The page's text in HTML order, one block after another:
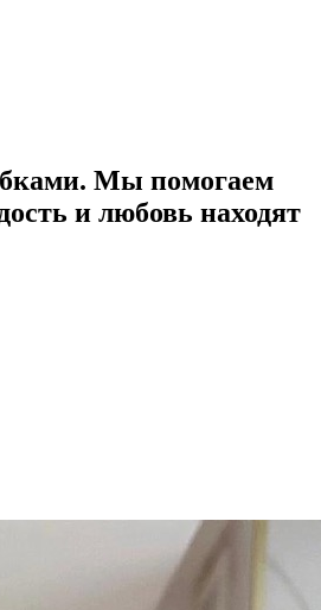
Мы помогаем
и любовь находят